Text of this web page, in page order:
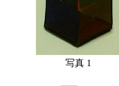
写真 1